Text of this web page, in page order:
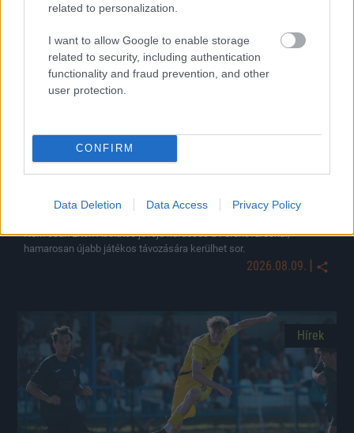
related to personalization.
I want to allow Google to enable storage
related to security, including authentication
functionality and fraud prevention, and other
user protection.
CONFIRM
Data Deletion Data Access Privacy Policy
Ketten is távozhatnak a Fraditól – egy magyar játékos
is búcsúzhat
Nem csak Elton Acolatse jövője kérdéses a Ferencvárosnál,
hamarosan újabb játékos távozására kerülhet sor.
2026.08.09. |
Hírek